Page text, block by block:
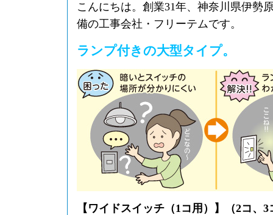
こんにちは。創業31年、神奈川県伊勢
備の工事会社・フリーテムです。
ランプ付きの大型タイプ。
【ワイドスイッチ（1コ用）】（2コ、